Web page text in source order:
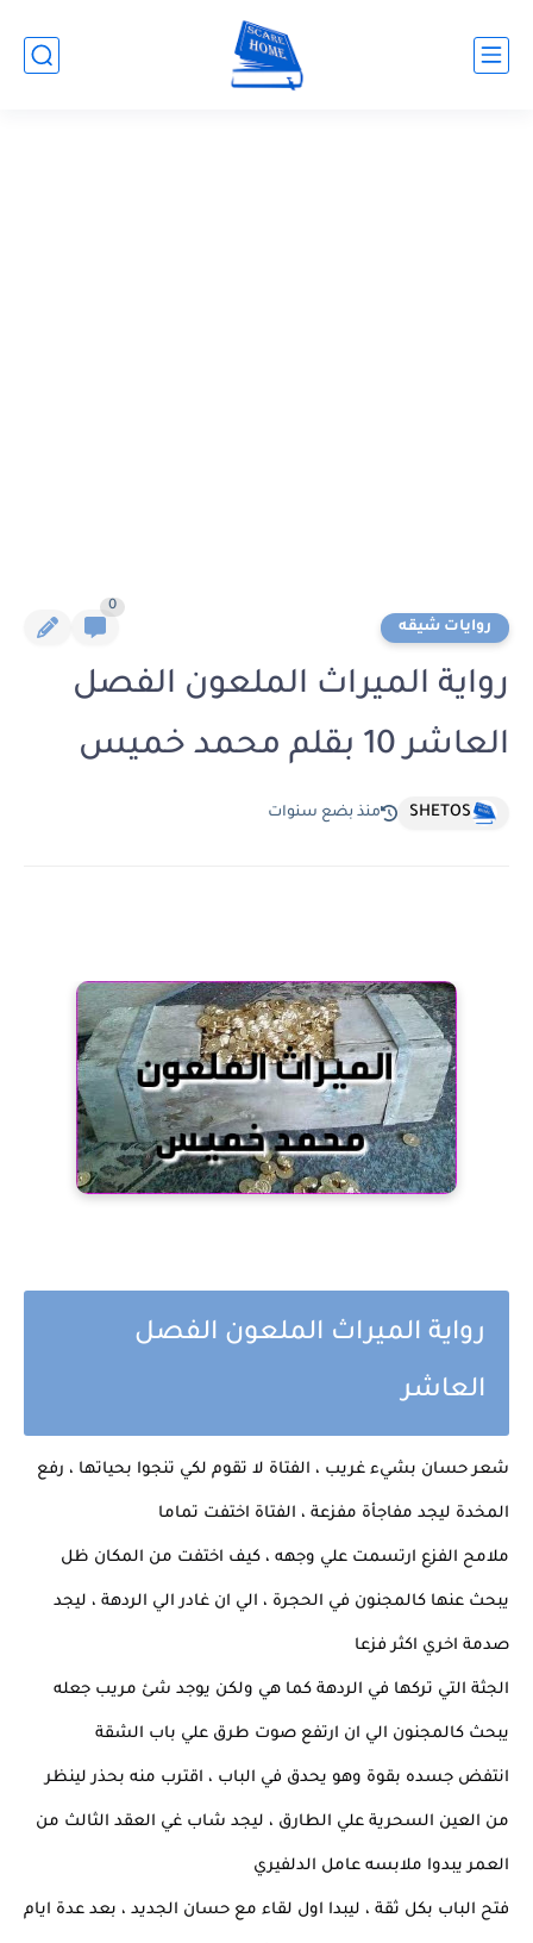
روايات شيقه
0
رواية الميراث الملعون الفصل
العاشر 10 بقلم محمد خميس
SHETOS منذ بضع سنوات
رواية الميراث الملعون الفصل
العاشر
شعر حسان بشيء غريب ، الفتاة لا تقوم لكي تنجوا بحياتها ، رفع
المخدة ليجد مفاجأة مفزعة ، الفتاة اختفت تماما
ملامح الفزع ارتسمت علي وجهه ، كيف اختفت من المكان ظل
يبحث عنها كالمجنون في الحجرة ، الي ان غادر الي الردهة ، ليجد
صدمة اخري اكثر فزعا
الجثة التي تركها في الردهة كما هي ولكن يوجد شئ مريب جعله
يبحث كالمجنون الي ان ارتفع صوت طرق علي باب الشقة
انتفض جسده بقوة وهو يحدق في الباب ، اقترب منه بحذر لينظر
من العين السحرية علي الطارق ، ليجد شاب غي العقد الثالث من
العمر يبدوا ملابسه عامل الدلفيري
فتح الباب بكل ثقة ، ليبدا اول لقاء مع حسان الجديد ، بعد عدة ايام